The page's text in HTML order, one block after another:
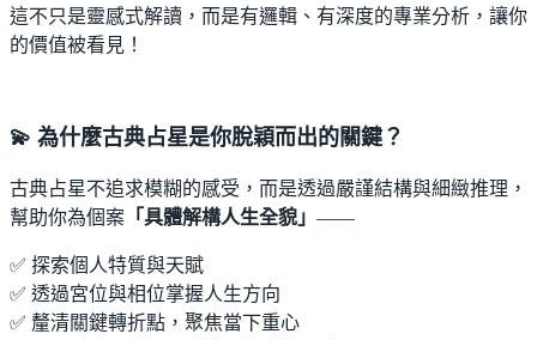
這不只是靈感式解讀，而是有邏輯、有深度的專業分析，讓你
的價值被看見！
💫 為什麼古典占星是你脫穎而出的關鍵？
古典占星不追求模糊的感受，而是透過嚴謹結構與細緻推理，
幫助你為個案 「具體解構人生全貌」 ——
✅ 探索個人特質與天賦
✅ 透過宮位與相位掌握人生方向
✅ 釐清關鍵轉折點，聚焦當下重心